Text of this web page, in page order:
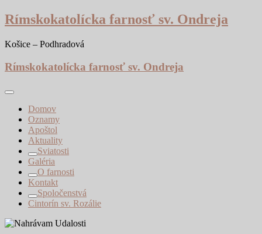
Skip
to
Rímskokatolícka farnosť sv. Ondreja
Košice – Podhradová
Rímskokatolícka farnosť sv. Ondreja
Domov
Oznamy
Apoštol
Aktuality
Sviatosti
Galéria
O farnosti
Kontakt
Spoločenstvá
Cintorín sv. Rozálie